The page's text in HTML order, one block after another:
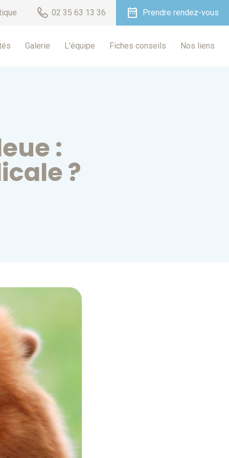
02 35 63 13 36 date_range Prendre rendez-vous
Galerie L'équipe Fiches conseils Nos liens
:
?